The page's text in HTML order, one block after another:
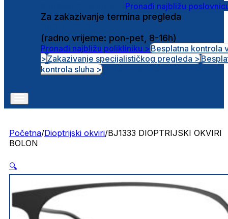
Pronađi najbližu
Za zakazivanje termina pregleda
(radno vrijeme: pon-pet, 8-16h)
Pronađi najbližu polikliniku >Besplatna kontrola
>Zakazivanje specijalističkog pregleda >
kontrola sluha >
Početna/Dioptrijski okviri/BJ1333 DIOPTRIJSKI OKVIRI
BOLON
🔍